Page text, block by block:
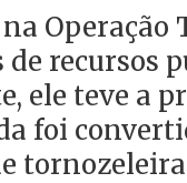
Operação
recursos
ele teve a
foi